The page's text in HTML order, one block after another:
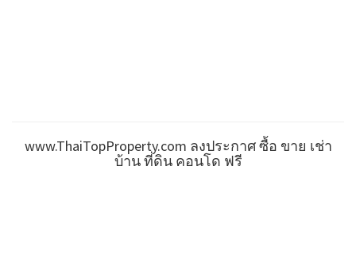
www.ThaiTopProperty.com ลงประกาศ ซื้อ ขาย เช่า
บ้าน ที่ดิน คอนโด ฟรี